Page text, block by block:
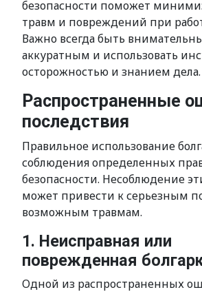
безопасности поможет
травм и повреждений при
Важно всегда быть
аккуратным и использовать
осторожностью и знанием дела.
Распространенные
последствия
Правильное использование
соблюдения определенных
безопасности. Несоблюдение
может привести к серьезным
возможным травмам.
1. Неисправная или
поврежденная
Одной из распространенных